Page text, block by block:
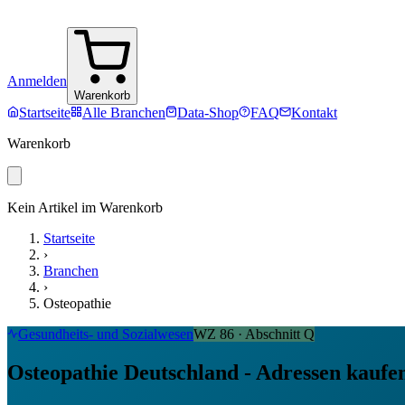
Anmelden
Warenkorb
Startseite Alle Branchen Data-Shop FAQ
Kontakt
Warenkorb
Kein Artikel im Warenkorb
Startseite
›
Branchen
›
Osteopathie
Gesundheits- und SozialwesenWZ 86 · Abschnitt Q
Osteopathie Deutschland - Adressen